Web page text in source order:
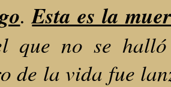
.Esta es la
que no se
de la vida fue